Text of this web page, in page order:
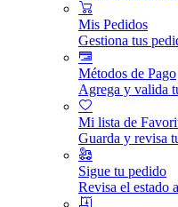
Mis Pedidos
Gestiona tus
Métodos de Pago
Agrega y valida
Mi lista de
Guarda y revisa
Sigue tu pedido
Revisa el estado